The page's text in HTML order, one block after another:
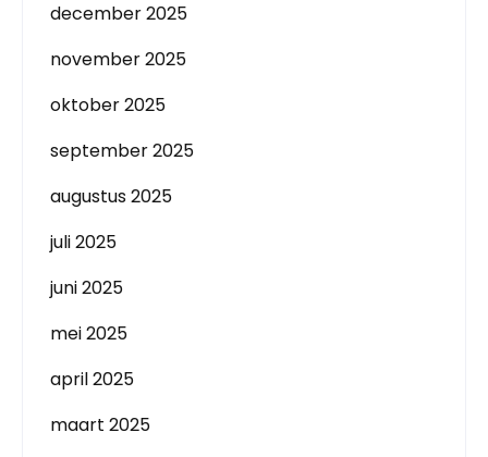
december 2025
november 2025
oktober 2025
september 2025
augustus 2025
juli 2025
juni 2025
mei 2025
april 2025
maart 2025